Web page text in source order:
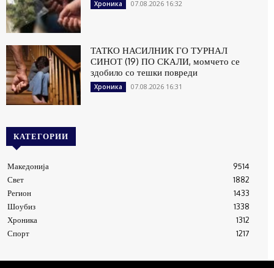
Хроника 07.08.2026 16:32
ТАТКО НАСИЛНИК ГО ТУРНАЛ
СИНОТ (19) ПО СКАЛИ, момчето се
здобило со тешки повреди
Хроника 07.08.2026 16:31
КАТЕГОРИИ
Македонија
9514
Свет
1882
Регион
1433
Шоубиз
1338
Хроника
1312
Спорт
1217